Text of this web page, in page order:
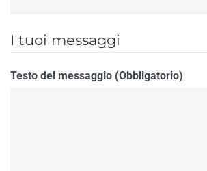
I tuoi messaggi
Testo del messaggio (Obbligatorio)